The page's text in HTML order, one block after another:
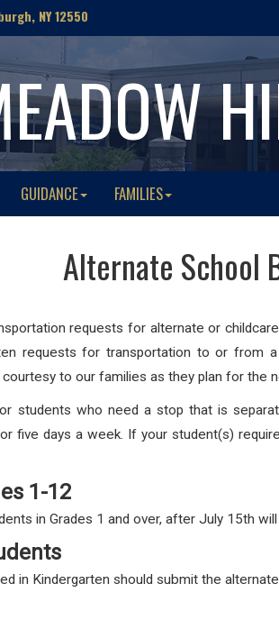
NY 12550
GUIDANCE FAMILIES
Alternate School
requests for alternate or
requests for transportation to or from
to our families as they plan for the
students who need a stop that is
five days a week. If your student(s)
1-12
in Grades 1 and over, after July 15th
in Kindergarten should submit the